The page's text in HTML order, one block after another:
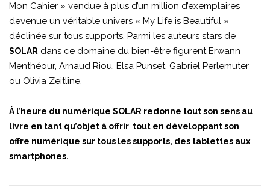
Mon Cahier » vendue à plus d’un million d’exemplaires
devenue un véritable univers « My Life is Beautiful »
déclinée sur tous supports. Parmi les auteurs stars de
SOLAR dans ce domaine du bien-être figurent Erwann
Menthéour, Arnaud Riou, Elsa Punset, Gabriel Perlemuter
ou Olivia Zeitline.
À l’heure du numérique SOLAR redonne tout son sens au
livre en tant qu’objet à offrir tout en développant son
offre numérique sur tous les supports, des tablettes aux
smartphones.